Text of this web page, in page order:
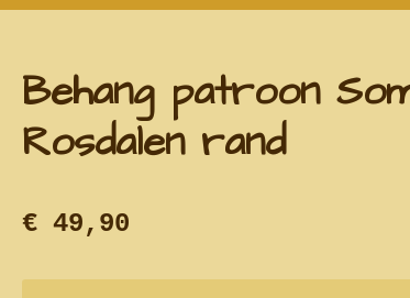
Behang patroon
Rosdalen rand
€ 49,90